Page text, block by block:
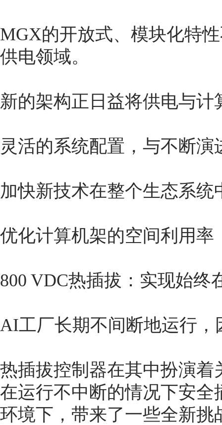
MGX的开放式、模块化特
供电领域。
新的架构正日益将供电与
灵活的系统配置，与不断演
加快新技术在整个生态系统
优化计算机架的空间利用率
800 VDC热插拔：实现始终
AI工厂长期不间断地运行
热插拔控制器在其中扮演
在运行不中断的情况下安全
环境下，带来了一些全新挑